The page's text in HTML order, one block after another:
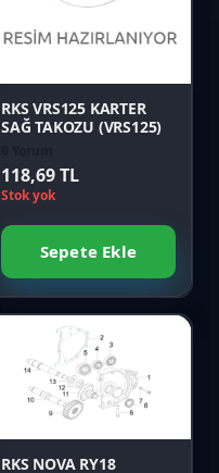
Karşılaştır
RKS VRS125 KARTER
SAĞ TAKOZU (VRS125)
118,69 TL
Stok yok
Sepete Ekle
Favori
Karşılaştır
Önizle
RKS NOVA RY18